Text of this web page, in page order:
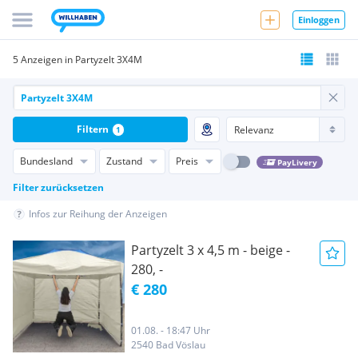
Einloggen
5 Anzeigen in Partyzelt 3X4M
Bundesland Zustand Preis PayLivery
Filter zurücksetzen
Filtern 1
Infos zur Reihung der Anzeigen
Partyzelt 3 x 4,5 m - beige -
280, -
€ 280
01.08. - 18:47 Uhr
2540 Bad Vöslau